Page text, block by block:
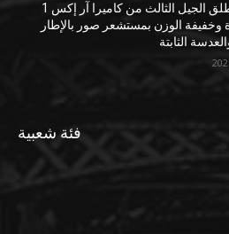
سوني تطلق الجيل الثالث من كاميرا آر إكس 1
وخفيفة الوزن بمستشعر صور بالإطار
الثابتة
فئة شعبية